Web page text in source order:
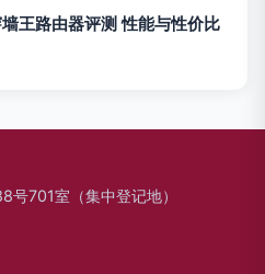
王路由器评测 性能与性价比
号701室（集中登记地）